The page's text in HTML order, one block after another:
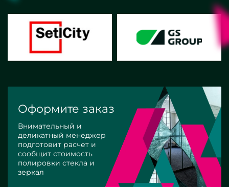
Оформите заказ
Внимательный и
деликатный менеджер
подготовит расчет и
сообщит стоимость
полировки стекла и
зеркал